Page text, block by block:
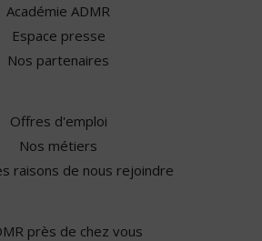
Académie ADMR
Espace presse
Nos partenaires
Offres d'emploi
Nos métiers
raisons de nous rejoindre
près de chez vous